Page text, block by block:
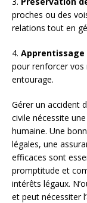
proches ou des
relations tout en
4.
pour renforcer vos
entourage.
Gérer un accident
civile nécessite
humaine. Une
légales, une
efficaces sont
promptitude et
intérêts légaux.
et peut nécessiter